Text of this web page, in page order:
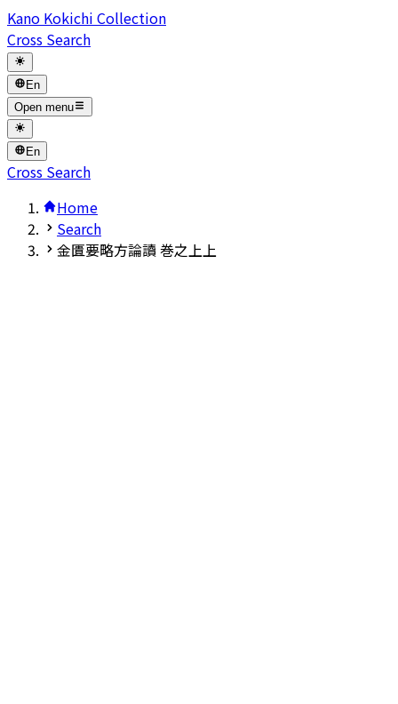
Kano Kokichi Collection
Cross Search
En
Open menu
En
Cross Search
Home
Search
金匱要略方論讀 巻之上上